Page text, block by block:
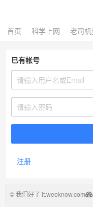
首页 科学上网 老司
已有帐号
注册
©我们好了 it.weoknow.com